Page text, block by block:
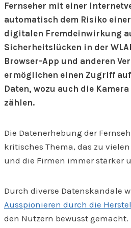
Fernseher mit einer
automatisch dem Risiko
digitalen Fremdeinwirkung
Sicherheitslücken in der
Browser-App und anderen
ermöglichen einen Zugriff
Daten, wozu auch die
zählen.
Die Datenerhebung der
kritisches Thema, das zu
und die Firmen immer stärker
Durch diverse Datenskandale
Ausspionieren durch die
den Nutzern bewusst gemacht.